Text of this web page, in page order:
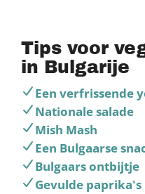
Tips voor
in Bulgarije
Een verfrissende
Nationale salade
Mish Mash
Een Bulgaarse
Bulgaars ontbijtje
Gevulde paprika's